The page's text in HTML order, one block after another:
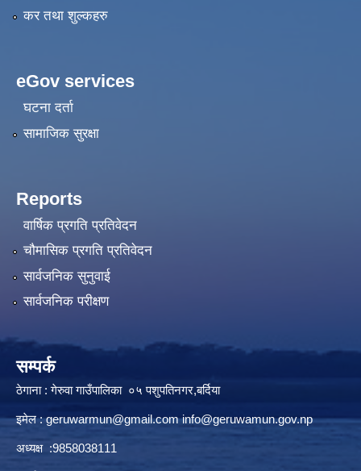
कर तथा शुल्कहरु
eGov services
घटना दर्ता
सामाजिक सुरक्षा
Reports
वार्षिक प्रगति प्रतिवेदन
चौमासिक प्रगति प्रतिवेदन
सार्वजनिक सुनुवाई
सार्वजनिक परीक्षण
सम्पर्क
ठेगाना : गेरुवा गाउँपालिका ०५ पशुपतिनगर,बर्दिया
इमेल :geruwarmun@gmail.com info@geruwamun.gov.np
अध्यक्ष :9858038111